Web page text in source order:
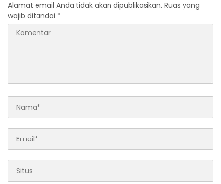
Alamat email Anda tidak akan dipublikasikan. Ruas yang
wajib ditandai *